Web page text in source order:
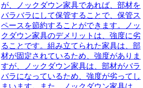
が、ノックダウン家具であれば、部材を
バラバラにして保管することで、保管ス
ペースを節約することができます。ノッ
クダウン家具のデメリットは、強度に劣
ることです。組み立てられた家具は、部
材が固定されているため、強度がありま
すが、ノックダウン家具は、部材がバラ
バラになっているため、強度が劣ってし
まいます。また、ノックダウン家具は、